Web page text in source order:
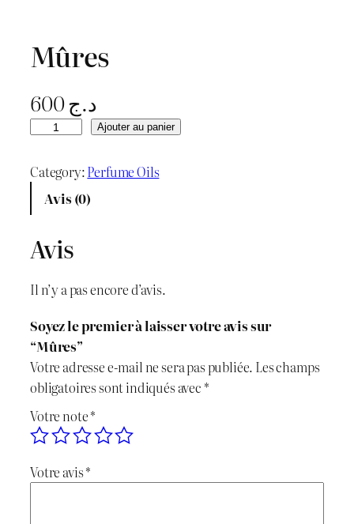
Mûres
د.ج600
a
t
t
d
M
r
e
s
Ajouter au panier
Category:Perfume Oils
Avis (0)
Avis
Il n’y a pas encore d’avis.
Soyez le premier à laisser votre avis sur
“Mûres”
Votre adresse e-mail ne sera pas publiée. Les champs
obligatoires sont indiqués avec *
Votre note*
Votre avis*